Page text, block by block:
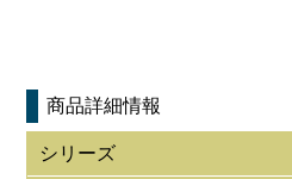
商品詳細情報
シリーズ